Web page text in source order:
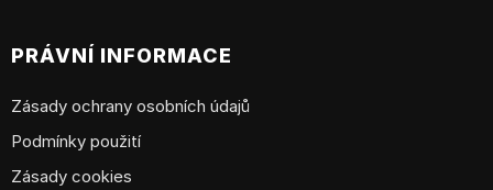
PRÁVNÍ INFORMACE
Zásady ochrany osobních údajů
Podmínky použití
Zásady cookies